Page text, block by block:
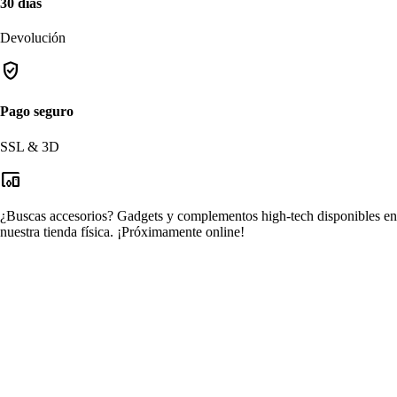
Devolución
verified_user
Pago seguro
SSL & 3D
devices_other
¿Buscas accesorios? Gadgets y complementos high-tech disponibles en
nuestra tienda física. ¡Próximamente online!